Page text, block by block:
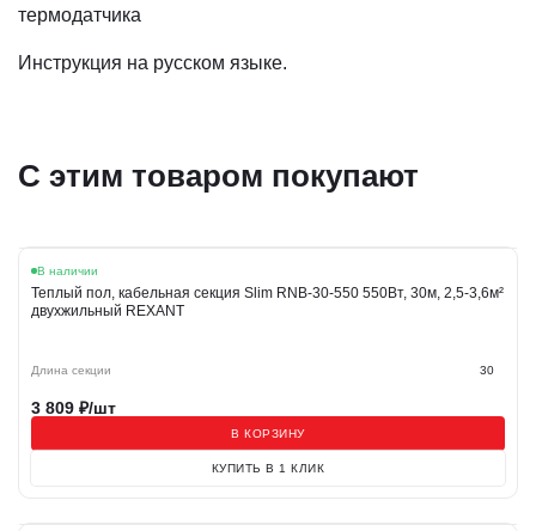
термодатчика
Инструкция на русском языке.
С этим товаром покупают
В наличии
Теплый пол, кабельная секция Slim RNB-30-550 550Вт, 30м, 2,5-3,6м²
двухжильный REXANT
Длина секции 30
3 809 ₽/шт
В КОРЗИНУ
КУПИТЬ В 1 КЛИК